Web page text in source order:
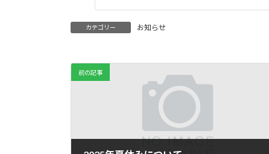
カテゴリー お知らせ
前の記事